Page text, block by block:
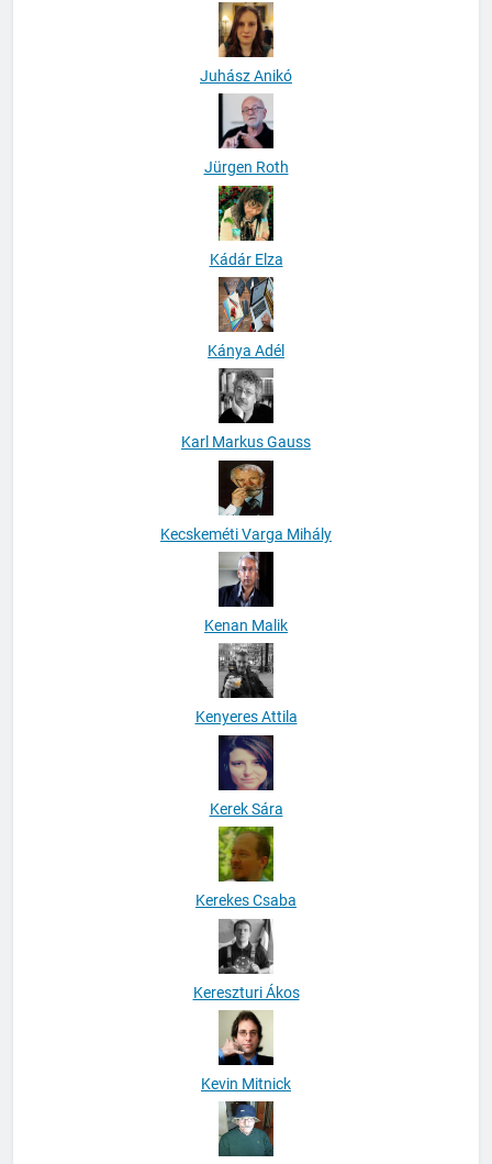
Juhász Anikó
Jürgen Roth
Kádár Elza
Kánya Adél
Karl Markus Gauss
Kecskeméti Varga Mihály
Kenan Malik
Kenyeres Attila
Kerek Sára
Kerekes Csaba
Kereszturi Ákos
Kevin Mitnick